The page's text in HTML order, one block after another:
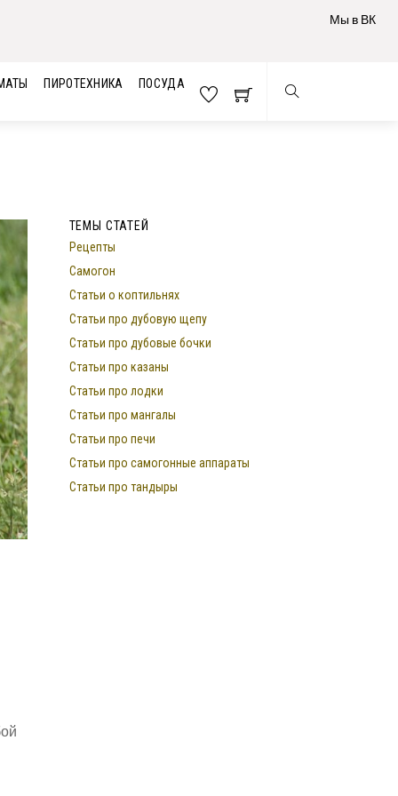
Мы в ВК
ПИРОТЕХНИКА ПОСУДА
ТЕМЫ СТАТЕЙ
Рецепты
Самогон
Статьи о коптильнях
Статьи про дубовую щепу
Статьи про дубовые бочки
Статьи про казаны
Статьи про лодки
Статьи про мангалы
Статьи про печи
Статьи про самогонные аппараты
Статьи про тандыры